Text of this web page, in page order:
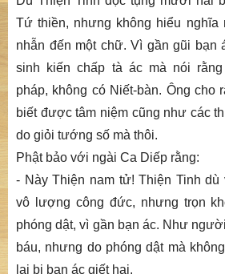
Tứ thiền, nhưng không hiểu nghĩa
nhẫn đến một chữ. Vì gần gũi bạn
sinh kiến chấp tà ác mà nói rằng
pháp, không có Niết-bàn. Ông cho
biết được tâm niệm cũng như các
do giỏi tướng số mà thôi.
Phật bảo với ngài Ca Diếp rằng:
- Này Thiện nam tử! Thiện Tinh dù
vô lượng công đức, nhưng trọn
phóng dật, vì gần bạn ác. Như
báu, nhưng do phóng dật mà
lại bị bạn ác giết hại.